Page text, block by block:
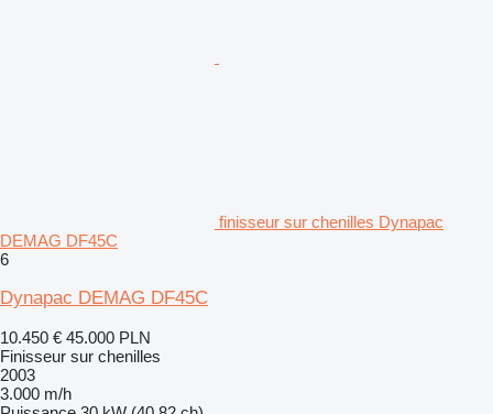
finisseur sur chenilles Dynapac
DEMAG DF45C
6
Dynapac DEMAG DF45C
10.450 € 45.000 PLN
Finisseur sur chenilles
2003
3.000 m/h